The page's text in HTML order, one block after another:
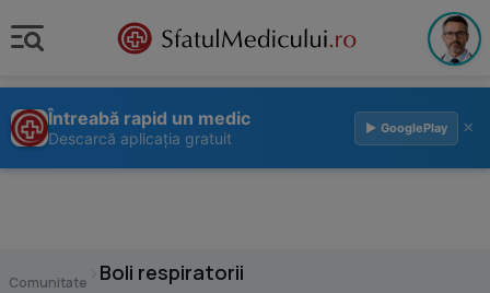
Întreabă rapid un medic
Descarcă aplicația gratuit
▶ GooglePlay ×
Comunitate Boli respiratorii